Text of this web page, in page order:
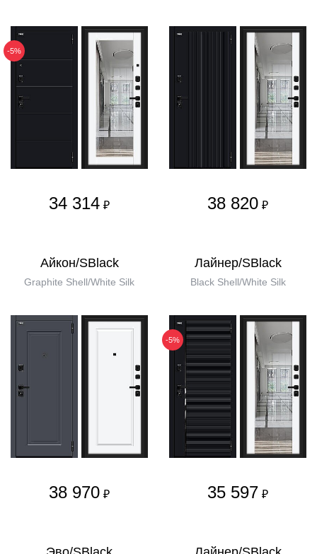
-5%
34 314 ₽ 38 820 ₽
Айкон/SBlack
Graphite Shell/White Silk
38 970 ₽
Лайнер/SBlack
Black Shell/White Silk
-5%
35 597 ₽